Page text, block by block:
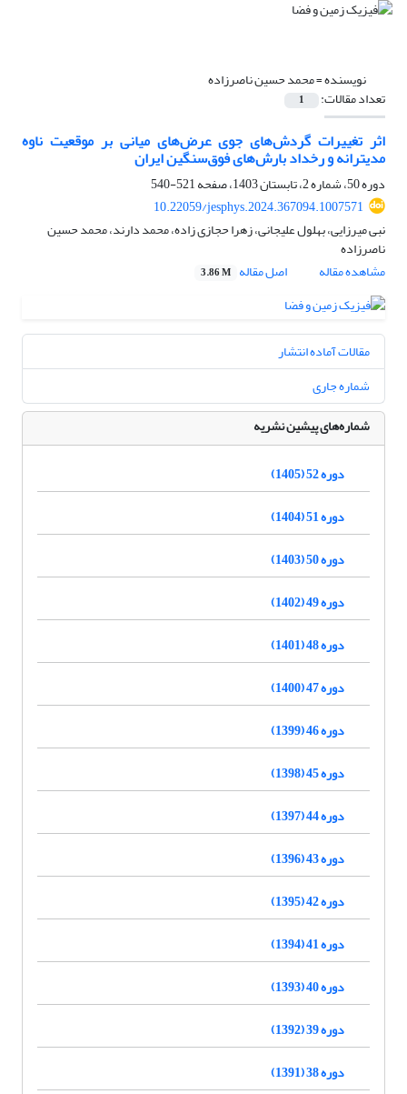
نویسنده =محمد حسین ناصرزاده
تعداد مقالات: 1
اثر تغییرات گردش‌های جوی عرض‌های میانی بر موقعیت ناوه
مدیترانه و رخداد بارش‌های فوق‌سنگین ایران
دوره 50، شماره 2، تابستان 1403، صفحه
521-540
10.22059/jesphys.2024.367094.1007571
نبی میرزایی، بهلول علیجانی، زهرا حجازی زاده، محمد دارند، محمد حسین
ناصرزاده
مشاهده مقاله
اصل مقاله 3.86 M
مقالات آماده انتشار
شماره جاری
شماره‌های پیشین نشریه
دوره 52 (1405)
دوره 51 (1404)
دوره 50 (1403)
دوره 49 (1402)
دوره 48 (1401)
دوره 47 (1400)
دوره 46 (1399)
دوره 45 (1398)
دوره 44 (1397)
دوره 43 (1396)
دوره 42 (1395)
دوره 41 (1394)
دوره 40 (1393)
دوره 39 (1392)
دوره 38 (1391)